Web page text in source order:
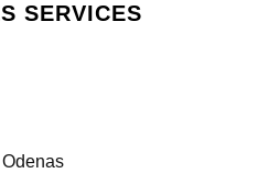
SERVICES